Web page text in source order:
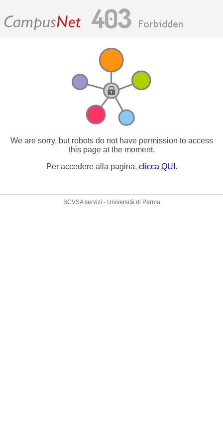
We are sorry, but robots do not have permission to access
this page at the moment.
Per accedere alla pagina, clicca QUI .
SCVSA servizi - Università di Parma